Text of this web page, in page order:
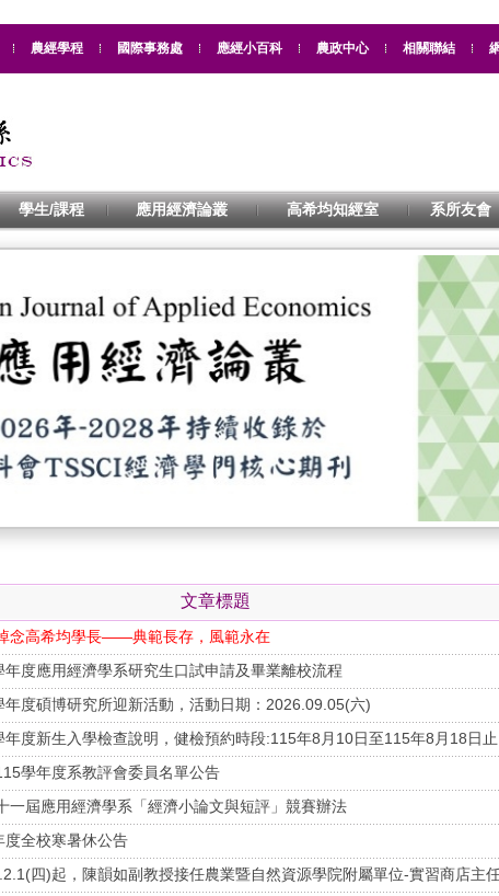
農經學程 國際事務處 應經小百科 農政中心 相關聯結
學生/課程 應用經濟論叢 高希均知經室 系所友會
文章標題
念高希均學長——典範長存，風範永在
度應用經濟學系研究生口試申請及畢業離校流程
年度碩博研究所迎新活動，活動日期：2026.09.05(六)
度新生入學檢查說明，健檢預約時段:115年8月10日至115年8月18日止
學年度系教評會委員名單公告
一屆應用經濟學系「經濟小論文與短評」競賽辦法
全校寒暑休公告
四)起，陳韻如副教授接任農業暨自然資源學院附屬單位-實習商店主